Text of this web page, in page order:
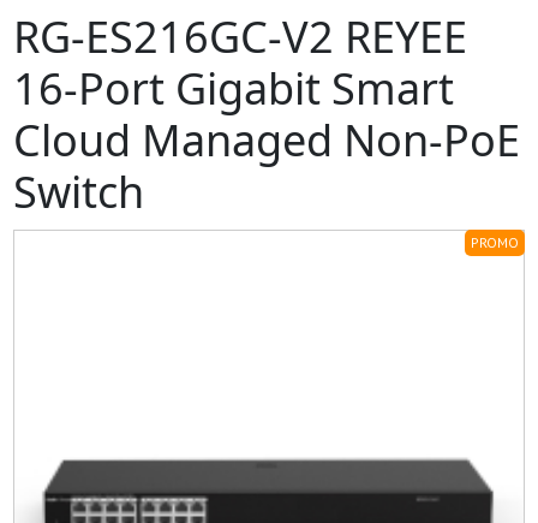
RG-ES216GC-V2 REYEE
16-Port Gigabit Smart
Cloud Managed Non-PoE
Switch
PROMO